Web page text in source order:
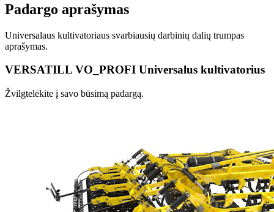
Padargo aprašymas
Universalaus kultivatoriaus svarbiausių darbinių dalių trumpas
aprašymas.
VERSATILL VO_PROFI Universalus kultivatorius
Žvilgtelėkite į savo būsimą padargą.